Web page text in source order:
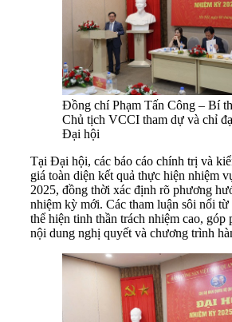
Đồng chí Phạm Tấn Công – Bí
Chủ tịch VCCI tham dự và chỉ
Đại hội
Tại Đại hội, các báo cáo chính trị và
giá toàn diện kết quả thực hiện nhiệm
2025, đồng thời xác định rõ phương
nhiệm kỳ mới. Các tham luận sôi nổi từ
thể hiện tinh thần trách nhiệm cao, góp
nội dung nghị quyết và chương trình